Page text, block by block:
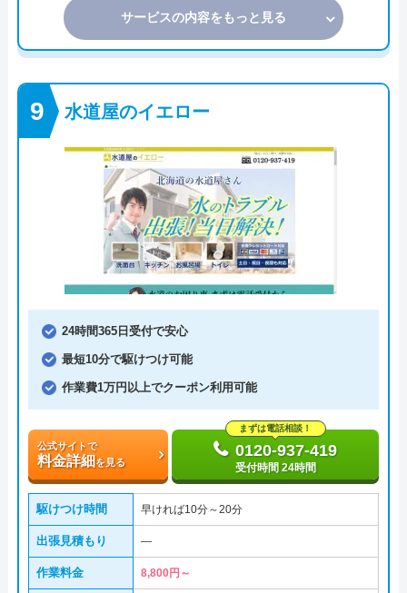
サービスの内容をもっと見る
水道屋のイエロー
24時間365日受付で安心
最短10分で駆けつけ可能
作業費1万円以上でクーポン利用可能
公式サイトで
料金詳細を見る
まずは電話相談！
0120-937-419
受付時間 24時間
駆けつけ時間 早ければ10分～20分
出張見積もり ―
作業料金 8,800円～